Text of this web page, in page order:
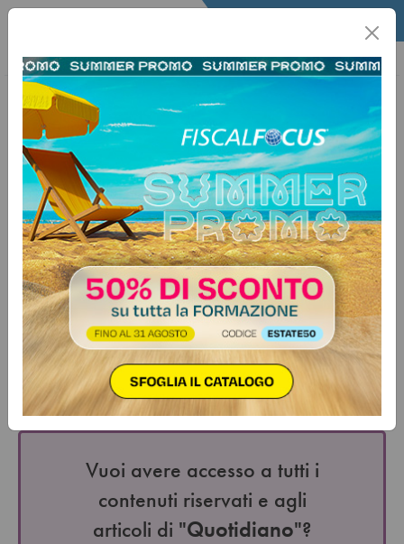
Home Quotidiano Il Quotidiano Articoli Fisco
20 agosto 2025
Categorie: Imprese Agricoltura
Attività agricole connesse,
produzione di pallet
Autore:Marco Baldin
Negli ultimi anni si è assistito a un crescente interesse per le
attività agricole “connesse”, ossia attività che, pur non
essendo strettamente agricole, possono essere ricondotte
all’ambito agricolo ai sensi dell’articolo 2135 del Codice
civile. Un caso emblematico è rappresentato dalla
produzione…
Vuoi avere accesso a tutti i
contenuti riservati e agli
articoli di "Quotidiano"?